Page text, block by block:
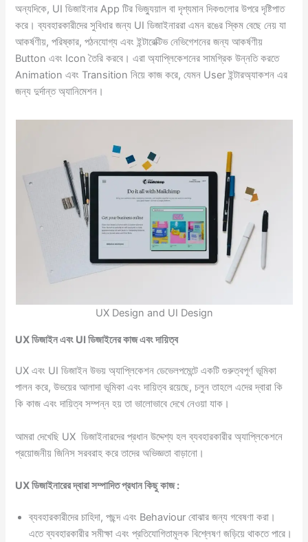
অন্যদিকে, UI ডিজাইনার App টির ভিজ্যুয়াল বা দৃশ্যমান দিকগুলোর উপরে দৃষ্টিপাত
করে। ব্যবহারকারীদের সুবিধার জন্য UI ডিজাইনাররা এমন রঙের স্কিম বেছে নেয় যা
আকর্ষণীয়, পরিষ্কার, পঠনযোগ্য এবং ইন্টারেক্টিভ নেভিগেশনের জন্য আকর্ষণীয়
Button এবং Icon তৈরি করবে। এরা অ্যাপ্লিকেশনের সামগ্রিক উন্নতি করতে
Animation এবং Transition নিয়ে কাজ করে, যেমন User ইন্টারঅ্যাকশন এর
জন্য দুর্দান্ত অ্যানিমেশন।
UX Design and UI Design
UX ডিজাইন এবং UI ডিজাইনের কাজ এবং দায়িত্ব
UX এবং UI ডিজাইন উভয় অ্যাপ্লিকেশন ডেভেলপমেন্টে একটি গুরুত্বপূর্ণ ভূমিকা
পালন করে, উভয়ের আলাদা ভূমিকা এবং দায়িত্ব রয়েছে, চলুন তাহলে এদের দ্বারা কি
কি কাজ এবং দায়িত্ব সম্পন্ন হয় তা ভালোভাবে দেখে নেওয়া যাক।
আমরা দেখেছি UX ডিজাইনারদের প্রধান উদ্দেশ্য হল ব্যবহারকারীর অ্যাপ্লিকেশনে
প্রয়োজনীয় জিনিস সরবরাহ করে তাদের অভিজ্ঞতা বাড়ানো।
UX ডিজাইনারের দ্বারা সম্পাদিত প্রধান কিছু কাজ :
ব্যবহারকারীদের চাহিদা, পছন্দ এবং Behaviour বোঝার জন্য গবেষণা করা।
এতে ব্যবহারকারীর সমীক্ষা এবং প্রতিযোগিতামূলক বিশ্লেষণ জড়িয়ে থাকতে পারে।